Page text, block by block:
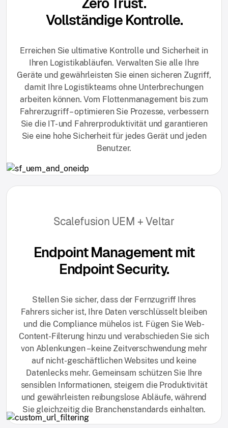
Vollständige Kontrolle.
Erreichen Sie ultimative Kontrolle und Sicherheit in
Ihren Logistikabläufen. Verwalten Sie alle Ihre
Geräte und gewährleisten Sie einen sicheren Zugriff,
damit Ihre Logistikteams ohne Unterbrechungen
arbeiten können. Vom Flottenmanagement bis zum
Fahrerzugriff – optimieren Sie Prozesse, verbessern
Sie die IT- und Fahrerproduktivität und garantieren
Sie eine hohe Sicherheit für jedes Gerät und jeden
Benutzer.
Scalefusion UEM + Veltar
Endpoint Management mit
Endpoint Security.
Stellen Sie sicher, dass der Fernzugriff Ihres
Fahrers sicher ist, Ihre Daten verschlüsselt bleiben
und die Compliance mühelos ist. Fügen Sie Web-
Content-Filterung hinzu und verabschieden Sie sich
von Ablenkungen – keine Zeitverschwendung mehr
auf nicht-geschäftlichen Websites und keine
Datenlecks mehr. Gemeinsam schützen Sie Ihre
sensiblen Informationen, steigern die Produktivität
und gewährleisten reibungslose Abläufe, während
Sie gleichzeitig die Branchenstandards einhalten.